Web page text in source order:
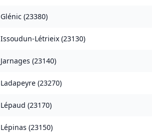
Glénic (23380)
Issoudun-Létrieix (23130)
Jarnages (23140)
Ladapeyre (23270)
Lépaud (23170)
Lépinas (23150)